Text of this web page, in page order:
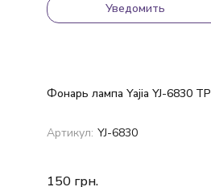
Уведомить
Фонарь лампа Yajia YJ-6830 TP
Артикул: YJ-6830
150 грн.